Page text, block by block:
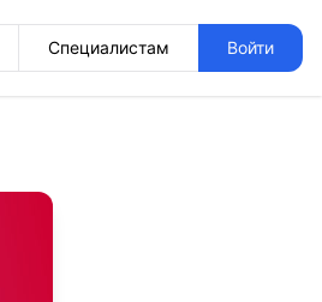
Специалистам Войти